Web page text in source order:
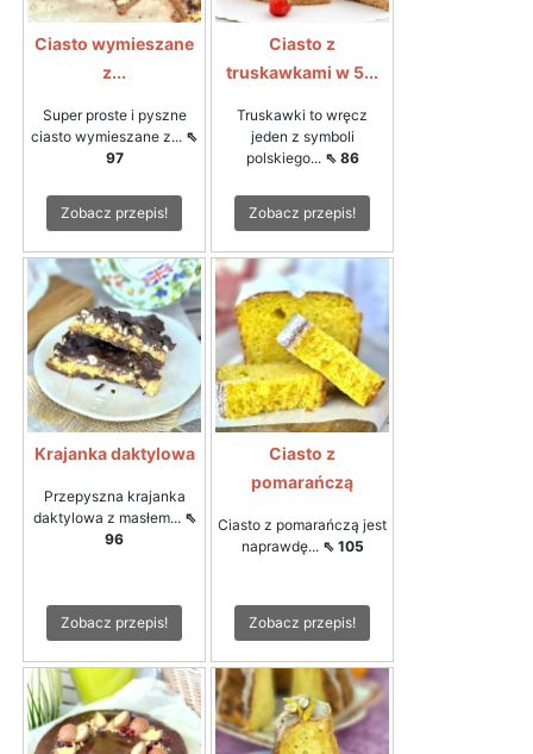
Ciasto wymieszane
z...
Super proste i pyszne
ciasto wymieszane z... ⇖
97
Zobacz przepis!
Ciasto z
truskawkami w 5...
Truskawki to wręcz
jeden z symboli
polskiego... ⇖ 86
Zobacz przepis!
Krajanka daktylowa
Przepyszna krajanka
daktylowa z masłem... ⇖
96
Zobacz przepis!
Ciasto z
pomarańczą
Ciasto z pomarańczą jest
naprawdę... ⇖ 105
Zobacz przepis!